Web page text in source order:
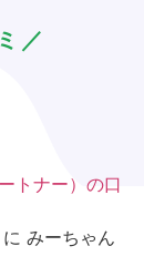
／
トナー）の口
に みーちゃん